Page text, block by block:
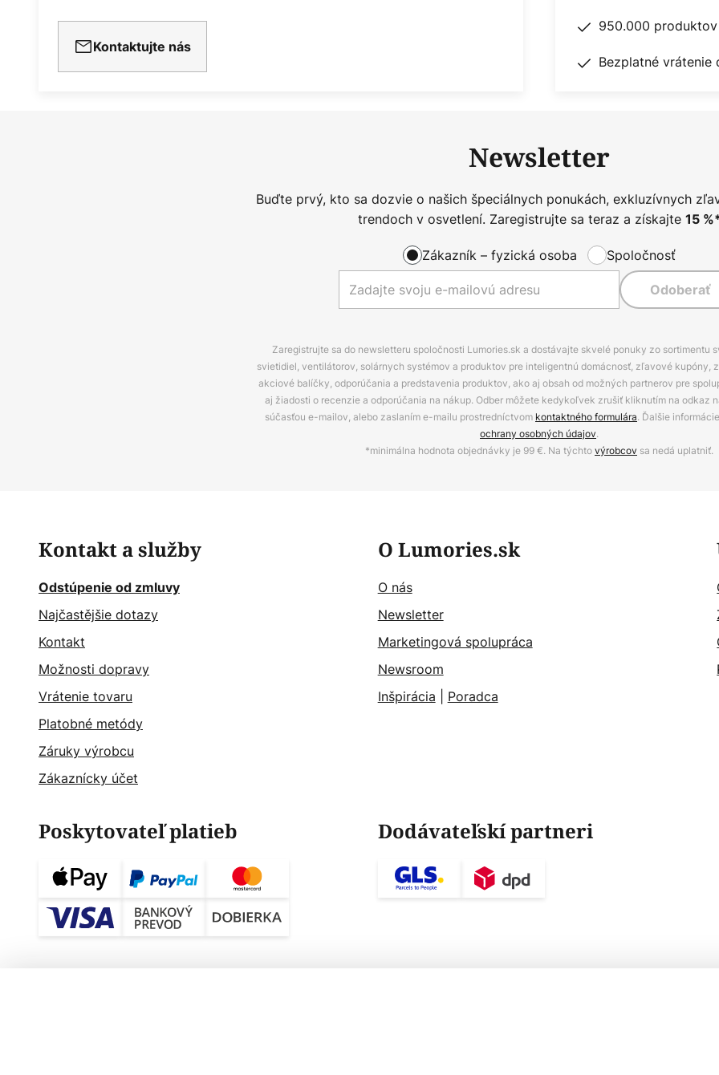
Kontaktujte nás
950.000
Bezplatné vrátenie
Newsletter
Buďte prvý, kto sa dozvie o našich špeciálnych ponukách, exkluzívnych
trendoch v osvetlení. Zaregistrujte sa teraz a získajte 15
Zákazník – fyzická osoba Spoločnosť
Odoberať
Zaregistrujte sa do newsletteru spoločnosti Lumories.sk a dostávajte skvelé ponuky zo sortimentu
svietidiel, ventilátorov, solárnych systémov a produktov pre inteligentnú domácnosť, zľavové kupóny,
akciové balíčky, odporúčania a predstavenia produktov, ako aj obsah od možných partnerov pre
aj žiadosti o recenzie a odporúčania na nákup. Odber môžete kedykoľvek zrušiť kliknutím na odkaz
súčasťou e-mailov, alebo zaslaním e-mailu prostredníctvom kontaktného formulára. Ďalšie
ochrany osobných údajov.
*minimálna hodnota objednávky je 99 €. Na týchtovýrobcov sa nedá uplatniť.
Kontakt a služby
Odstúpenie od zmluvy
Najčastějšie dotazy
Kontakt
Možnosti dopravy
Vrátenie tovaru
Platobné metódy
Záruky výrobcu
Zákaznícky účet
O Lumories.sk
O nás
Newsletter
Marketingová spolupráca
Newsroom
Inšpirácia
Poradca
Poskytovateľ platieb Dodávateľskí partneri